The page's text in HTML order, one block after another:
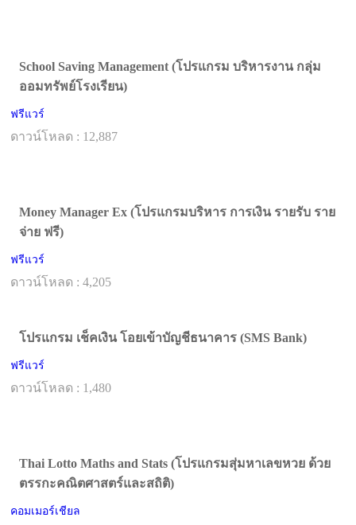
School Saving Management (โปรแกรม บริหารงาน กลุ่ม
ออมทรัพย์โรงเรียน)
ฟรีแวร์
ดาวน์โหลด : 12,887
Money Manager Ex (โปรแกรมบริหาร การเงิน รายรับ ราย
จ่าย ฟรี)
ฟรีแวร์
ดาวน์โหลด : 4,205
โปรแกรม เช็คเงิน โอยเข้าบัญชีธนาคาร (SMS Bank)
ฟรีแวร์
ดาวน์โหลด : 1,480
Thai Lotto Maths and Stats (โปรแกรมสุ่มหาเลขหวย ด้วย
ตรรกะคณิตศาสตร์และสถิติ)
คอมเมอร์เชียล